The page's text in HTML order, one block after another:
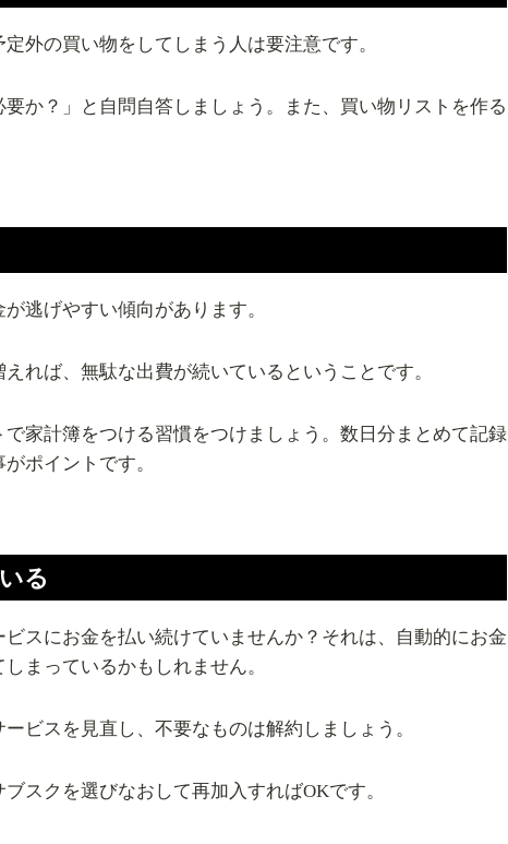
外の買い物をしてしまう人は要注意です。
か？」と自問自答しましょう。また、買い物リストを作る
逃げやすい傾向があります。
れば、無駄な出費が続いているということです。
家計簿をつける習慣をつけましょう。数日分まとめて記録
ポイントです。
る
スにお金を払い続けていませんか？それは、自動的にお金
まっているかもしれません。
ビスを見直し、不要なものは解約しましょう。
スクを選びなおして再加入すればOKです。